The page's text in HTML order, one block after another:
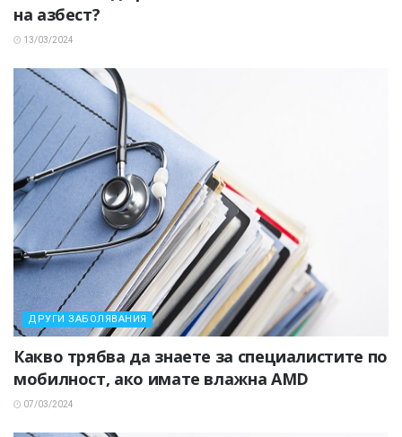
на азбест?
13/03/2024
ДРУГИ ЗАБОЛЯВАНИЯ
Какво трябва да знаете за специалистите по
мобилност, ако имате влажна AMD
07/03/2024